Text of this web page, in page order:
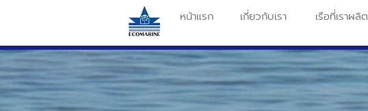
หน้าแรก เกี่ยวกับเรา เรือที่เราผลิต